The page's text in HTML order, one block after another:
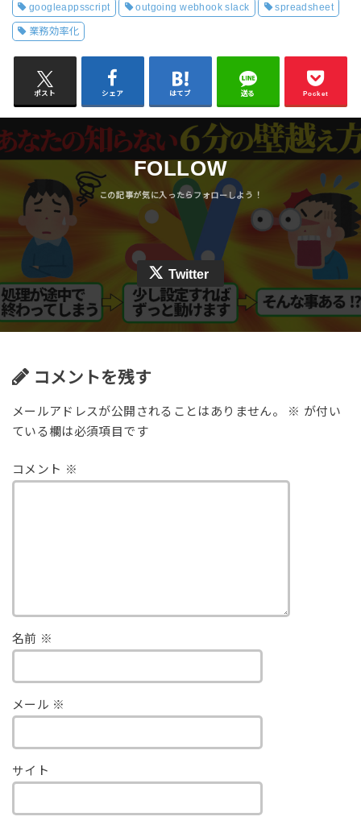
googleappsscript outgoing webhook slack spreadsheet
業務効率化
ポスト シェア はてブ 送る Pocket
FOLLOW
Twitter
コメントを残す
メールアドレスが公開されることはありません。 ※ が付い
ている欄は必須項目です
コメント ※
名前 ※
メール ※
サイト